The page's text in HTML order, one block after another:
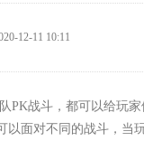
12-11 10:11
PK战斗，都可以给玩家
面对不同的战斗，当